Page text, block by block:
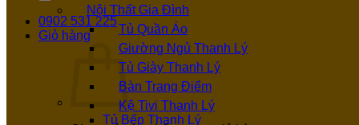
0902 531 225
Giỏ hàng
Nội Thất Gia Đình
Tủ Quần Áo
Giường Ngủ Thanh Lý
Tủ Giày Thanh Lý
Bàn Trang Điểm
Kệ Tivi Thanh Lý
Tủ Bếp Thanh Lý